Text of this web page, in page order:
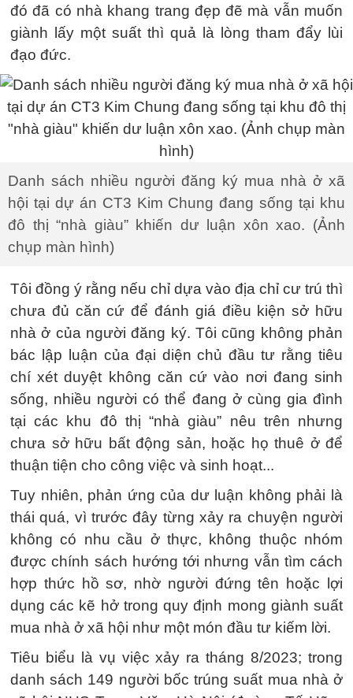
đó đã có nhà khang trang đẹp đẽ mà vẫn muốn
giành lấy một suất thì quả là lòng tham đẩy lùi
đạo đức.
Danh sách nhiều người đăng ký mua nhà ở xã
hội tại dự án CT3 Kim Chung đang sống tại khu
đô thị “nhà giàu” khiến dư luận xôn xao. (Ảnh
chụp màn hình)
Tôi đồng ý rằng nếu chỉ dựa vào địa chỉ cư trú thì
chưa đủ căn cứ để đánh giá điều kiện sở hữu
nhà ở của người đăng ký. Tôi cũng không phản
bác lập luận của đại diện chủ đầu tư rằng tiêu
chí xét duyệt không căn cứ vào nơi đang sinh
sống, nhiều người có thể đang ở cùng gia đình
tại các khu đô thị “nhà giàu” nêu trên nhưng
chưa sở hữu bất động sản, hoặc họ thuê ở để
thuận tiện cho công việc và sinh hoạt...
Tuy nhiên, phản ứng của dư luận không phải là
thái quá, vì trước đây từng xảy ra chuyện người
không có nhu cầu ở thực, không thuộc nhóm
được chính sách hướng tới nhưng vẫn tìm cách
hợp thức hồ sơ, nhờ người đứng tên hoặc lợi
dụng các kẽ hở trong quy định mong giành suất
mua nhà ở xã hội như một món đầu tư kiếm lời.
Tiêu biểu là vụ việc xảy ra tháng 8/2023; trong
danh sách 149 người bốc trúng suất mua nhà ở